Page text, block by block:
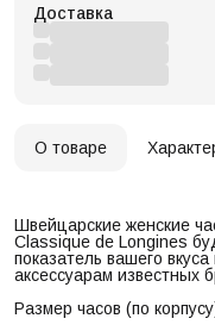
Доставка
О товаре
Швейцарские женские
Classique de Longines
показатель вашего
аксессуарам известных
Размер часов (по